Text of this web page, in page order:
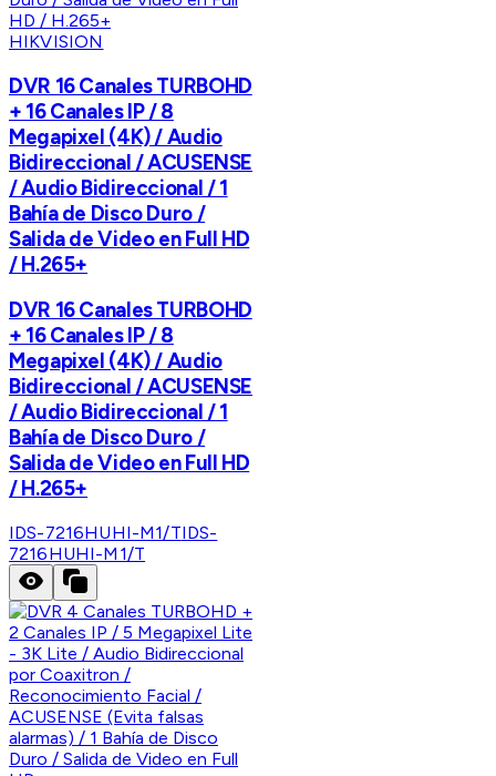
HIKVISION
DVR 16 Canales TURBOHD
+ 16 Canales IP / 8
Megapixel (4K) / Audio
Bidireccional / ACUSENSE
/ Audio Bidireccional / 1
Bahía de Disco Duro /
Salida de Video en Full HD
/ H.265+
DVR 16 Canales TURBOHD
+ 16 Canales IP / 8
Megapixel (4K) / Audio
Bidireccional / ACUSENSE
/ Audio Bidireccional / 1
Bahía de Disco Duro /
Salida de Video en Full HD
/ H.265+
IDS-7216HUHI-M1/TIDS-
7216HUHI-M1/T